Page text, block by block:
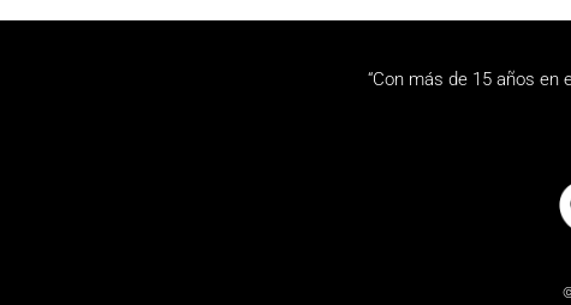
“Con más de 15 años en